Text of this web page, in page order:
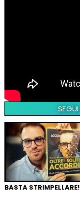
BASTA STRIMPELLARE!